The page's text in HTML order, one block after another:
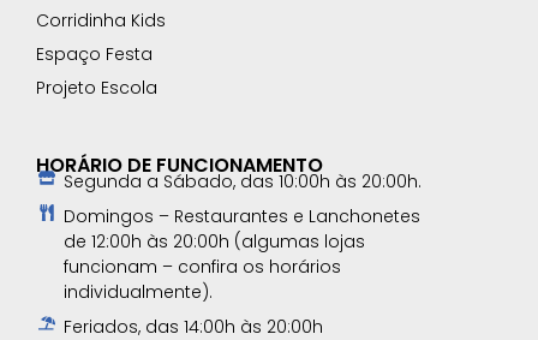
Corridinha Kids
Espaço Festa
Projeto Escola
HORÁRIO DE FUNCIONAMENTO
Segunda a Sábado, das 10:00h às 20:00h.
Domingos – Restaurantes e Lanchonetes
de 12:00h às 20:00h (algumas lojas
funcionam – confira os horários
individualmente).
Feriados, das 14:00h às 20:00h